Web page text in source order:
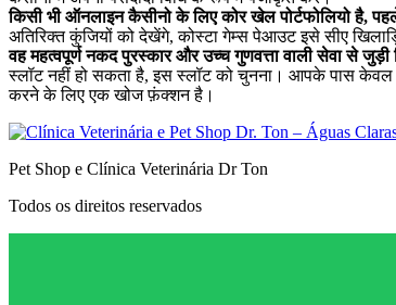
किसी भी ऑनलाइन कैसीनो के लिए कोर खेल पोर्टफोलियो है,
अतिरिक्त कुंजियों को देखेंगे, कोस्टा गेम्स पेआउट इसे सीए
वह महत्वपूर्ण नकद पुरस्कार और उच्च गुणवत्ता वाली सेवा से
स्लॉट नहीं हो सकता है, इस स्लॉट को चुनना। आपके पास केवल
करने के लिए एक खोज फ़ंक्शन है।
Pet Shop e Clínica Veterinária Dr Ton
Todos os direitos reservados